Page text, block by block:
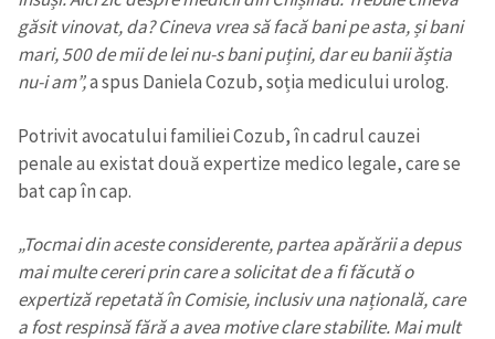
găsit vinovat, da? Cineva vrea să facă bani pe asta, și bani
mari, 500 de mii de lei nu-s bani puțini, dar eu banii ăștia
nu-i am”,a spus Daniela Cozub, soția medicului urolog.
Potrivit avocatului familiei Cozub, în cadrul cauzei
penale au existat două expertize medico legale, care se
bat cap în cap.
„Tocmai din aceste considerente, partea apărării a depus
mai multe cereri prin care a solicitat de a fi făcută o
expertiză repetată în Comisie, inclusiv una națională, care
a fost respinsă fără a avea motive clare stabilite. Mai mult